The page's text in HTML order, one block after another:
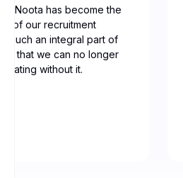
Noota has become the
of our recruitment
such an integral part of
that we can no longer
without it.